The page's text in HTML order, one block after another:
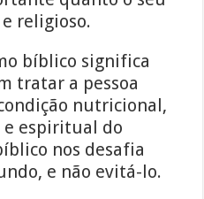
religioso.
bíblico significa
tratar a pessoa
nutricional,
espiritual do
nos desafia
e não evitá-lo.